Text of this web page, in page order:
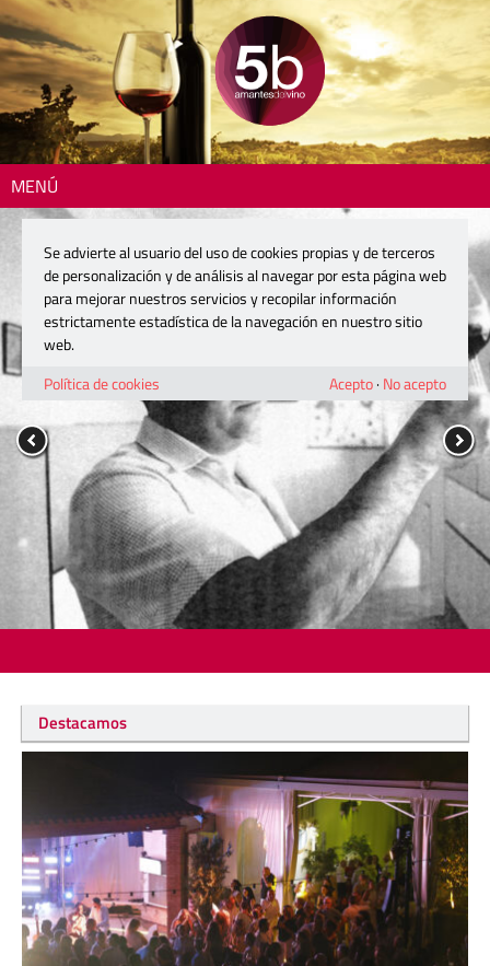
MENÚ
Destacamos
Se advierte al usuario del uso de cookies propias y de terceros
de personalización y de análisis al navegar por esta página web
para mejorar nuestros servicios y recopilar información
estrictamente estadística de la navegación en nuestro sitio
web.
Política de cookies
Acepto· No acepto